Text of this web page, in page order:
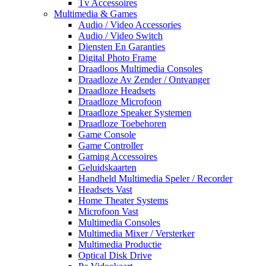
Tv Accessoires
Multimedia & Games
Audio / Video Accessories
Audio / Video Switch
Diensten En Garanties
Digital Photo Frame
Draadloos Multimedia Consoles
Draadloze Av Zender / Ontvanger
Draadloze Headsets
Draadloze Microfoon
Draadloze Speaker Systemen
Draadloze Toebehoren
Game Console
Game Controller
Gaming Accessoires
Geluidskaarten
Handheld Multimedia Speler / Recorder
Headsets Vast
Home Theater Systems
Microfoon Vast
Multimedia Consoles
Multimedia Mixer / Versterker
Multimedia Productie
Optical Disk Drive